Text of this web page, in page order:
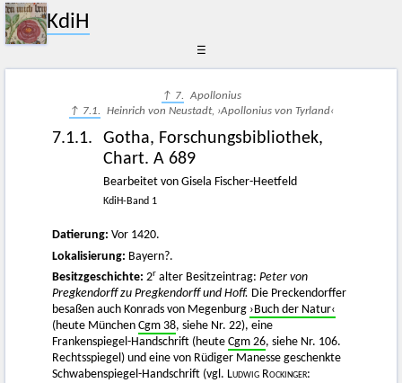
KdiH
☰
↑ 7. Apollonius
↑ 7.1. Heinrich von Neustadt, ›Apollonius von Tyrland‹
7.1.1.
Gotha, Forschungsbibliothek,
Chart. A 689
Bearbeitet von Gisela Fischer-Heetfeld
KdiH-Band 1
Datierung: Vor 1420.
Lokalisierung: Bayern?.
Besitzgeschichte: 2r alter Besitzeintrag: Peter von
Pregkendorff zu Pregkendorff und Hoff. Die Preckendorffer
besaßen auch Konrads von Megenburg ›Buch der Natur‹
(heute München Cgm 38, siehe Nr. 22), eine
Frankenspiegel-Handschrift (heute Cgm 26, siehe Nr. 106.
Rechtsspiegel) und eine von Rüdiger Manesse geschenkte
Schwabenspiegel-Handschrift (vgl. Ludwig Rockinger: